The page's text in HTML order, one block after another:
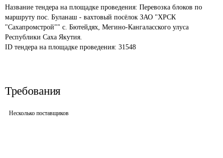
Название тендера на площадке проведения: Перевозка блоков по
маршруту пос. Буланаш - вахтовый посёлок ЗАО "ХРСК
"Сахапромстрой"" с. Бютейдях, Мегино-Кангаласского улуса
Республики Саха Якутия.
ID тендера на площадке проведения: 31548
Требования
Несколько поставщиков